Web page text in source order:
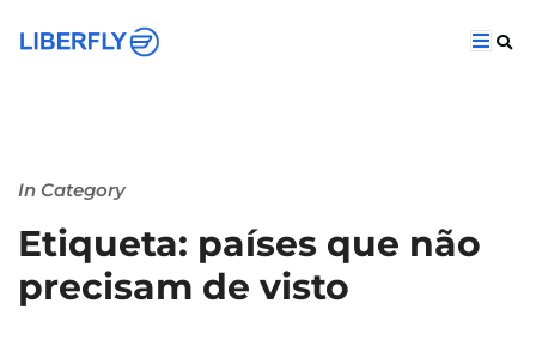
In Category
Etiqueta: países que não
precisam de visto